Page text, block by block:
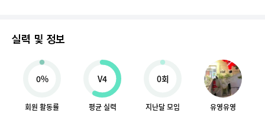
실력 및 정보
0%
회원 활동률
V4
평균 실력
0회
지난달 모임 유영유영